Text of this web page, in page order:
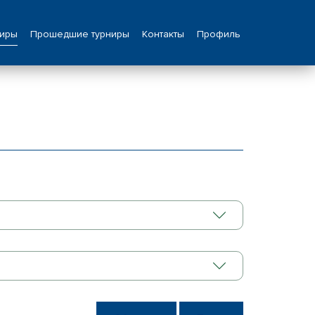
Прошедшие турниры Контакты Профиль